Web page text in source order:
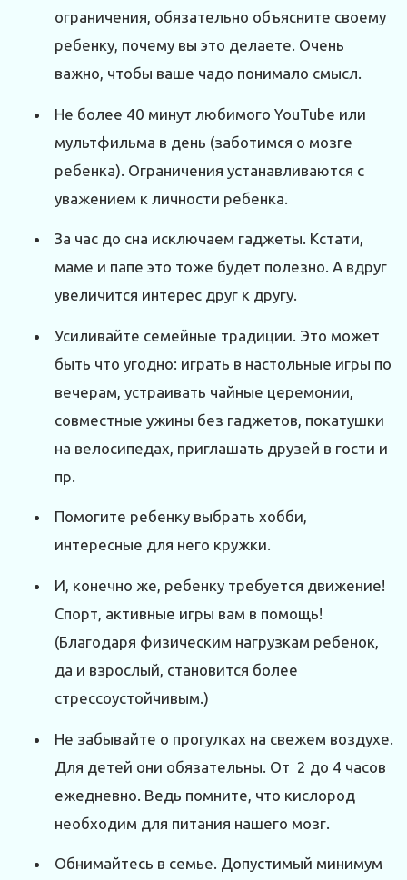
ограничения, обязательно объясните своему
ребенку, почему вы это делаете. Очень
важно, чтобы ваше чадо понимало смысл.
Не более 40 минут любимого YouTube или
мультфильма в день (заботимся о мозге
ребенка). Ограничения устанавливаются с
уважением к личности ребенка.
За час до сна исключаем гаджеты. Кстати,
маме и папе это тоже будет полезно. А вдруг
увеличится интерес друг к другу.
Усиливайте семейные традиции. Это может
быть что угодно: играть в настольные игры по
вечерам, устраивать чайные церемонии,
совместные ужины без гаджетов, покатушки
на велосипедах, приглашать друзей в гости и
пр.
Помогите ребенку выбрать хобби,
интересные для него кружки.
И, конечно же, ребенку требуется движение!
Спорт, активные игры вам в помощь!
(Благодаря физическим нагрузкам ребенок,
да и взрослый, становится более
стрессоустойчивым.)
Не забывайте о прогулках на свежем воздухе.
Для детей они обязательны. От 2 до 4 часов
ежедневно. Ведь помните, что кислород
необходим для питания нашего мозг.
Обнимайтесь в семье. Допустимый минимум